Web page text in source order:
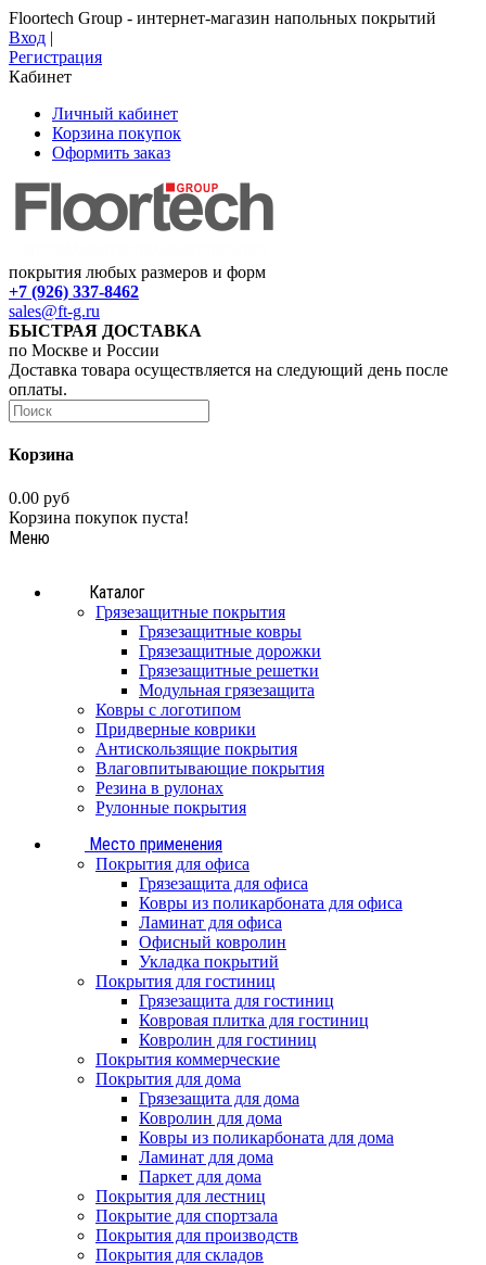
Floortech Group - интернет-магазин напольных покрытий
Вход |
Регистрация
Кабинет
Личный кабинет
Корзина покупок
Оформить заказ
покрытия любых размеров и форм
+7 (926) 337-8462
sales@ft-g.ru
БЫСТРАЯ ДОСТАВКА
по Москве и России
Доставка товара осуществляется на следующий день после
оплаты.
Корзина
0.00 руб
Корзина покупок пуста!
Меню
Каталог
Грязезащитные покрытия
Грязезащитные ковры
Грязезащитные дорожки
Грязезащитные решетки
Модульная грязезащита
Ковры с логотипом
Придверные коврики
Антискользящие покрытия
Влаговпитывающие покрытия
Резина в рулонах
Рулонные покрытия
Место применения
Покрытия для офиса
Грязезащита для офиса
Ковры из поликарбоната для офиса
Ламинат для офиса
Офисный ковролин
Укладка покрытий
Покрытия для гостиниц
Грязезащита для гостиниц
Ковровая плитка для гостиниц
Ковролин для гостиниц
Покрытия коммерческие
Покрытия для дома
Грязезащита для дома
Ковролин для дома
Ковры из поликарбоната для дома
Ламинат для дома
Паркет для дома
Покрытия для лестниц
Покрытие для спортзала
Покрытия для производств
Покрытия для складов